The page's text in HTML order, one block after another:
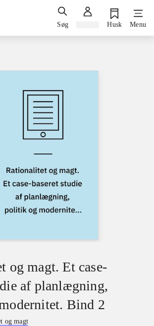
Søg Husk Menu
og magt. Et case-
af planlægning,
Bind 2
og magt